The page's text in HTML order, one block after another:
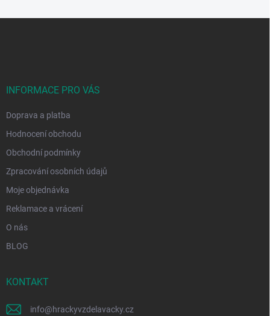
INFORMACE PRO VÁS
Doprava a platba
Hodnocení obchodu
Obchodní podmínky
Zpracování osobních údajů
Moje objednávka
Reklamace a vrácení
O nás
BLOG
KONTAKT
info@hrackyvzdelavacky.cz